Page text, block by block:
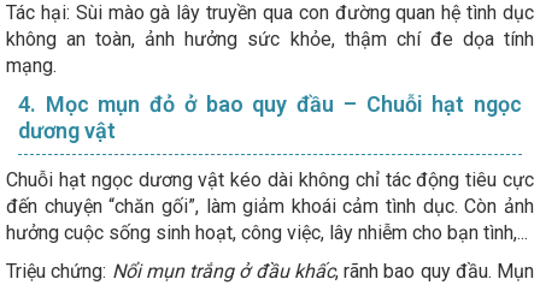
Tác hại: Sùi mào gà lây truyền qua con đường quan hệ tình dục
không an toàn, ảnh hưởng sức khỏe, thậm chí đe dọa tính
mạng.
4. Mọc mụn đỏ ở bao quy đầu – Chuỗi hạt ngọc
dương vật
Chuỗi hạt ngọc dương vật kéo dài không chỉ tác động tiêu cực
đến chuyện “chăn gối”, làm giảm khoái cảm tình dục. Còn ảnh
hưởng cuộc sống sinh hoạt, công việc, lây nhiễm cho bạn tình,...
Triệu chứng: Nổi mụn trắng ở đầu khấc, rãnh bao quy đầu. Mụn